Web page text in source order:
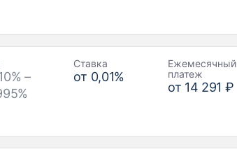
–
Ставка
от 0,01%
Ежемесячный
платеж
от 14 291 ₽